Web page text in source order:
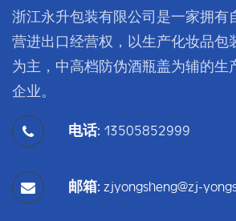
浙江永升包装有限公司是一家拥有
营进出口经营权，以生产化妆品包
为主，中高档防伪酒瓶盖为辅的生
企业。
电话: 13505852999
邮箱: zjyongsheng@zj-